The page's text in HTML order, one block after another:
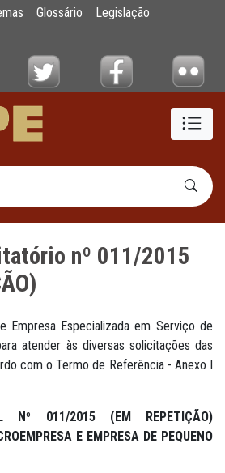
nº 011/2015 (EM
Glossário
Legislação
nº 011/2015
Empresa Especializada em Serviço de
atender às diversas solicitações das
com o Termo de Referência - Anexo I
Nº 011/2015 (EM REPETIÇÃO)
E EMPRESA DE PEQUENO